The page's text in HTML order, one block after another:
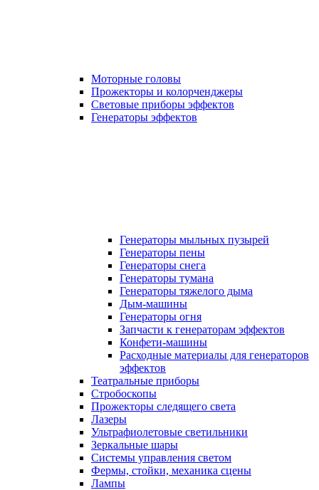
Моторные головы
Прожекторы и колорченджеры
Световые приборы эффектов
Генераторы эффектов
Генераторы мыльных пузырей
Генераторы пены
Генераторы снега
Генераторы тумана
Генераторы тяжелого дыма
Дым-машины
Генераторы огня
Запчасти к генераторам эффектов
Конфети-машины
Расходные материалы для генераторов
эффектов
Театральные приборы
Стробоскопы
Прожекторы следящего света
Лазеры
Ультрафиолетовые светильники
Зеркальные шары
Системы управления светом
Фермы, стойки, механика сцены
Лампы